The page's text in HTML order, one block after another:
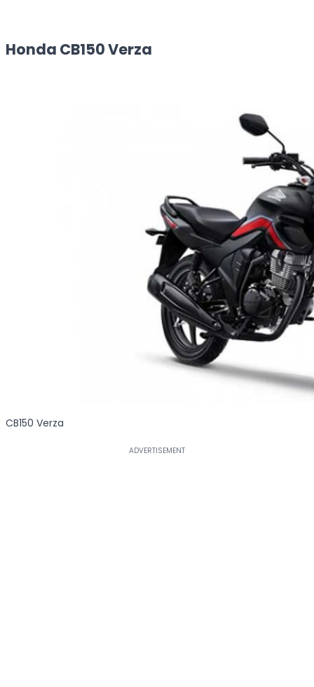
Honda CB150 Verza
CB150 Verza